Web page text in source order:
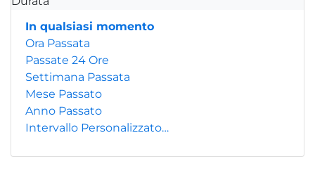
In qualsiasi momento
Ora Passata
Passate 24 Ore
Settimana Passata
Mese Passato
Anno Passato
Intervallo Personalizzato…